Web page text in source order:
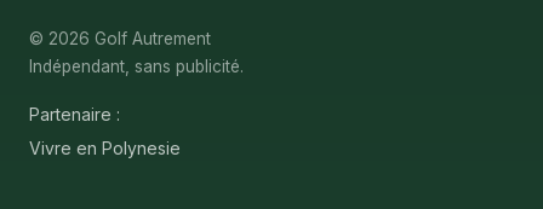
© 2026 Golf Autrement
Indépendant, sans publicité.
Partenaire :
Vivre en Polynesie